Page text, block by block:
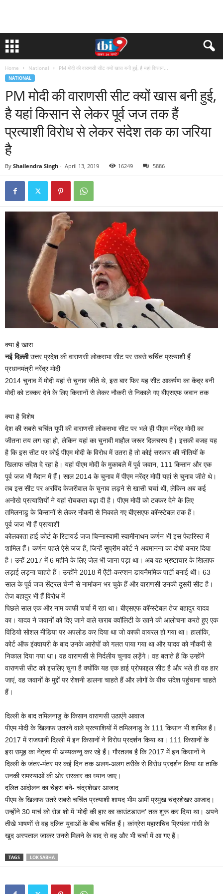
Home National PM मोदी की वाराणसी सीट क्यों खास बनी हुई, है यहां किसान...
NATIONAL
PM मोदी की वाराणसी सीट क्यों खास बनी हुई,
है यहां किसान से लेकर पूर्व जज तक हैं
प्रत्याशी विरोध से लेकर संदेश तक का जरिया
है
By Shailendra Singh - April 13, 2019 16249 5886
क्या है खास
नई दिल्लीउत्तर प्रदेश की वाराणसी लोकसभा सीट पर सबसे चर्चित प्रत्याशी हैं
प्रधानमंत्री नरेंद्र मोदी
2014 चुनाव में मोदी यहां से चुनाव जीते थे, इस बार फिर यह सीट आकर्षण का केंद्र बनी
मोदी को टक्कर देने के लिए किसानों से लेकर नौकरी से निकाले गए बीएसएफ जवान तक
क्या है विशेष
देश की सबसे चर्चित यूपी की वाराणसी लोकसभा सीट पर भले ही पीएम नरेंद्र मोदी का
जीतना तय लग रहा हो, लेकिन यहां का चुनावी माहौल जरूर दिलचस्प है। इसकी वजह यह
है कि इस सीट पर कोई पीएम मोदी के विरोध में उतरा है तो कोई सरकार की नीतियों के
खिलाफ संदेश दे रहा है। यहां पीएम मोदी के मुकाबले में पूर्व जवान, 111 किसान और एक
पूर्व जज भी मैदान में हैं। साल 2014 के चुनाव में पीएम नरेंद्र मोदी यहां से चुनाव जीते थे।
तब इस सीट पर अरविंद केजरीवाल के चुनाव लड़ने से खासी चर्चा थी, लेकिन अब कई
अनोखे प्रत्याशियों ने यहां रोचकता बढ़ा दी है। पीएम मोदी को टक्कर देने के लिए
तमिलनाडु के किसानों से लेकर नौकरी से निकाले गए बीएसएफ कॉन्स्टेबल तक हैं।
पूर्व जज भी हैं प्रत्याशी
कोलकाता हाई कोर्ट के रिटायर्ड जज चिन्नास्वामी स्वामीनाथन कर्णन भी इस फेहरिस्त में
शामिल हैं। कर्णन पहले ऐसे जज हैं, जिन्हें सुप्रीम कोर्ट ने अवमानना का दोषी करार दिया
है। उन्हें 2017 में 6 महीने के लिए जेल भी जाना पड़ा था। अब वह भ्रष्टाचार के खिलाफ
लड़ाई लड़ना चाहते हैं। उन्होंने 2018 में ऐंटी-करप्शन डायनैममिक पार्टी बनाई थी। 63
साल के पूर्व जज सेंट्रल चेन्नै से नामांकन भर चुके हैं और वाराणसी उनकी दूसरी सीट है।
तेज बहादुर भी हैं विरोध में
पिछले साल एक और नाम काफी चर्चा में रहा था। बीएसएफ कॉन्स्टेबल तेज बहादुर यादव
का। यादव ने जवानों को दिए जाने वाले खराब क्वॉलिटी के खाने की आलोचना करते हुए एक
विडियो सोशल मीडिया पर अपलोड कर दिया था जो काफी वायरल हो गया था। हालांकि,
कोर्ट ऑफ इंक्वायरी के बाद उनके आरोपों को गलत पाया गया था और यादव को नौकरी से
निकाल दिया गया था। वह वाराणसी से निर्दलीय चुनाव लड़ेंगे। वह बताते हैं कि उन्होंने
वाराणसी सीट को इसलिए चुना है क्योंकि यह एक हाई प्रोफाइल सीट है और भले ही वह हार
जाएं, वह जवानों के मुद्दों पर रोशनी डालना चाहते हैं और लोगों के बीच संदेश पहुंचाना चाहते
हैं।
दिल्ली के बाद तमिलनाडु के किसान वाराणसी उठाएंगे आवाज
पीएम मोदी के खिलाफ उतरने वाले प्रत्याशियों में तमिलनाडु के 111 किसान भी शामिल हैं।
2017 में राजधानी दिल्ली में इन किसानों ने विरोध प्रदर्शन किया था। 111 किसानों के
इस समूह का नेतृत्व पी अय्यकन्नू कर रहे हैं। गौरतलब है कि 2017 में इन किसानों ने
दिल्ली के जंतर-मंतर पर कई दिन तक अलग-अलग तरीके से विरोध प्रदर्शन किया था ताकि
उनकी समस्याओं की ओर सरकार का ध्यान जाए।
दलित आंदोलन का चेहरा बने- चंद्रशेखर आजाद
पीएम के खिलाफ उतरे सबसे चर्चित प्रत्याशी शायद भीम आर्मी प्रमुख चंद्रशेखर आजाद।
उन्होंने 30 मार्च को रोड शो में ‘मोदी की हार का काउंटडाउन’ तक शुरू कर दिया था। अपने
तीखे भाषणों से वह दलित युवाओं के बीच चर्चित हैं। कांग्रेस महासचिव प्रियंका गांधी के
खुद अस्पताल जाकर उनसे मिलने के बाद से वह और भी चर्चा में आ गए हैं।
TAGS LOK SABHA